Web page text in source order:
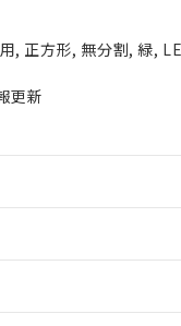
, 正方形, 無分割, 緑,
更新